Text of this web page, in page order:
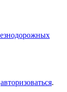
авторизоваться.